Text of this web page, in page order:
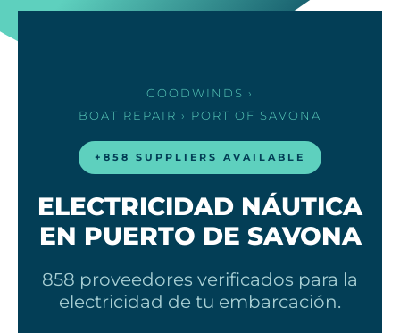
GOODWINDS ›
BOAT REPAIR › PORT OF SAVONA
+858 SUPPLIERS AVAILABLE
ELECTRICIDAD NÁUTICA
EN PUERTO DE SAVONA
858 proveedores verificados para la
electricidad de tu embarcación.